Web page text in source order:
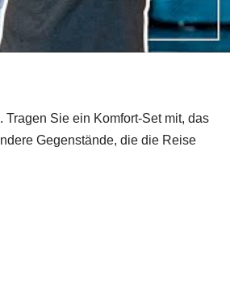
Sie ein Komfort-Set mit, das
Gegenstände, die die Reise